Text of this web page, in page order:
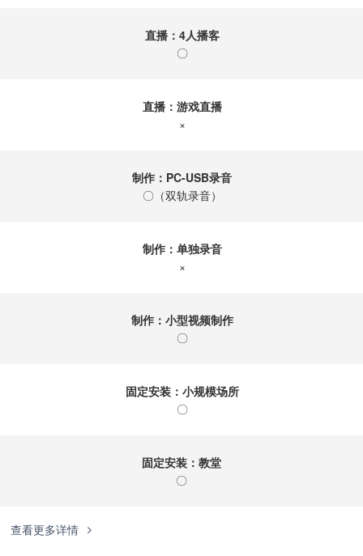
直播：4人播客
〇
直播：游戏直播
×
制作：PC-USB录音
〇（双轨录音）
制作：单独录音
×
制作：小型视频制作
〇
固定安装：小规模场所
〇
固定安装：教堂
〇
查看更多详情